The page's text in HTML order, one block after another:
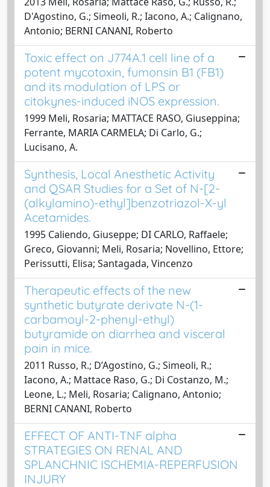
D'Agostino, G.; Simeoli, R.; Iacono, A.; Calignano,
Antonio; BERNI CANANI, Roberto
Toxic effect on J774A.1 cell line of a
potent mycotoxin, fumonsin B1 (FB1)
and its modulation of LPS or
citokynes-induced iNOS expression.
1999 Meli, Rosaria; MATTACE RASO, Giuseppina;
Ferrante, MARIA CARMELA; Di Carlo, G.;
Lucisano, A.
Synthesis, Local Anesthetic Activity
and QSAR Studies for a Set of N-[2-
(alkylamino)-ethyl]benzotriazol-X-yl
Acetamides.
1995 Caliendo, Giuseppe; DI CARLO, Raffaele;
Greco, Giovanni; Meli, Rosaria; Novellino, Ettore;
Perissutti, Elisa; Santagada, Vincenzo
Therapeutic effects of the new
synthetic butyrate derivate N-(1-
carbamoyl-2-phenyl-ethyl)
butyramide on diarrhea and visceral
pain in mice.
2011 Russo, R.; D’Agostino, G.; Simeoli, R.;
Iacono, A.; Mattace Raso, G.; Di Costanzo, M.;
Leone, L.; Meli, Rosaria; Calignano, Antonio;
BERNI CANANI, Roberto
EFFECT OF ANTI-TNF alpha
STRATEGIES ON RENAL AND
SPLANCHNIC ISCHEMIA-REPERFUSION
INJURY